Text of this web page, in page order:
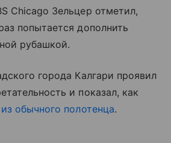
Chicago Зельцер отметил,
попытается дополнить
рубашкой.
города Калгари проявил
и показал, как
обычного полотенца.